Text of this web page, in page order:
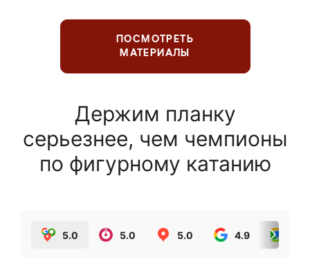
ПОСМОТРЕТЬ
МАТЕРИАЛЫ
Держим планку
серьезнее, чем чемпионы
по фигурному катанию
5.0 5.0 5.0 4.9